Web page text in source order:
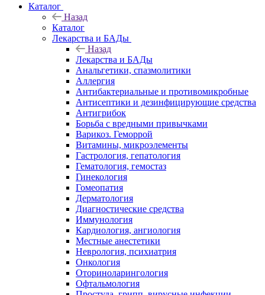
Каталог
Назад
Каталог
Лекарства и БАДы
Назад
Лекарства и БАДы
Анальгетики, спазмолитики
Аллергия
Антибактериальные и противомикробные
Антисептики и дезинфицирующие средства
Антигрибок
Борьба с вредными привычками
Варикоз. Геморрой
Витамины, микроэлементы
Гастрология, гепатология
Гематология, гемостаз
Гинекология
Гомеопатия
Дерматология
Диагностические средства
Иммунология
Кардиология, ангиология
Местные анестетики
Неврология, психиатрия
Онкология
Оториноларингология
Офтальмология